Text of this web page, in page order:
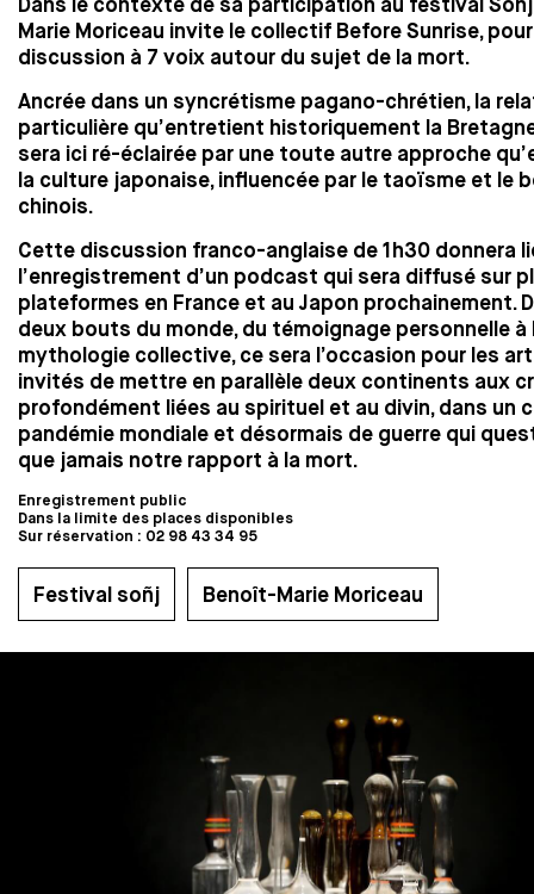
Dans le contexte de sa participation au festival
Marie Moriceau invite le collectif Before Sunrise,
discussion à 7 voix autour du sujet de la mort.
Ancrée dans un syncrétisme pagano-chrétien, la
particulière qu’entretient historiquement la
sera ici ré-éclairée par une toute autre approche
la culture japonaise, influencée par le taoïsme et le
chinois.
Cette discussion franco-anglaise de 1h30 donnera
l’enregistrement d’un podcast qui sera diffusé sur
plateformes en France et au Japon prochainement.
deux bouts du monde, du témoignage personnelle à
mythologie collective, ce sera l’occasion pour les
invités de mettre en parallèle deux continents aux
profondément liées au spirituel et au divin, dans un
pandémie mondiale et désormais de guerre qui
que jamais notre rapport à la mort.
Enregistrement public
Dans la limite des places disponibles
Sur réservation : 02 98 43 34 95
Festival soñj Benoît-Marie Moriceau